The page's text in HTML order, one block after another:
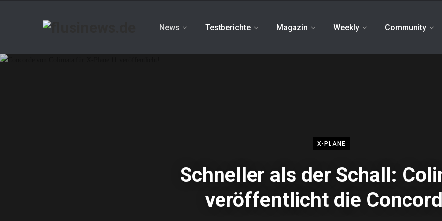
News Testberichte Magazin Weekly Community
X-PLANE
Schneller als der Schall:
veröffentlicht die